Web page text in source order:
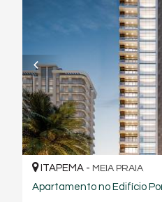
ITAPEMA - MEIA PRAIA